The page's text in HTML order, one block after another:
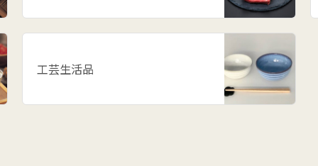
工芸生活品